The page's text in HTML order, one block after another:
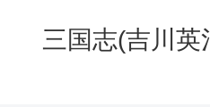
三国志(吉川英